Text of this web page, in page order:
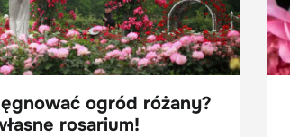
ogród różany?
rosarium!